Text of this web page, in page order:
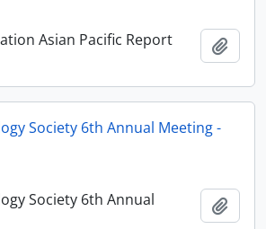
Asian Pacific Report
Society 6th Annual Meeting -
Society 6th Annual